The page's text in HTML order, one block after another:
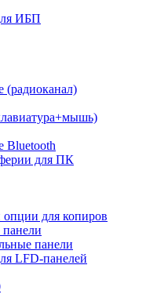
ИБП
(радиоканал)
Bluetooth
для ПК
опции для копиров
панели
LFD-панелей